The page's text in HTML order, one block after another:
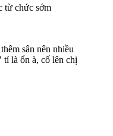
từ chức sớm
sân nên nhiều
tí là ổn à, cố lên chị